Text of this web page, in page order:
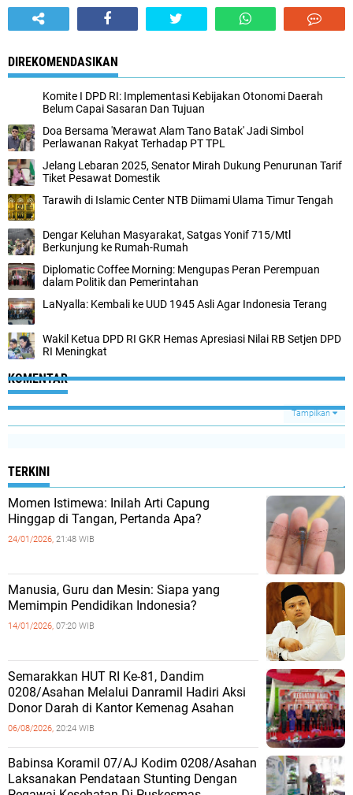
DIREKOMENDASIKAN
Komite I DPD RI: Implementasi Kebijakan Otonomi Daerah
Belum Capai Sasaran Dan Tujuan
Doa Bersama 'Merawat Alam Tano Batak' Jadi Simbol
Perlawanan Rakyat Terhadap PT TPL
Jelang Lebaran 2025, Senator Mirah Dukung Penurunan Tarif
Tiket Pesawat Domestik
Tarawih di Islamic Center NTB Diimami Ulama Timur Tengah
Dengar Keluhan Masyarakat, Satgas Yonif 715/Mtl
Berkunjung ke Rumah-Rumah
Diplomatic Coffee Morning: Mengupas Peran Perempuan
dalam Politik dan Pemerintahan
LaNyalla: Kembali ke UUD 1945 Asli Agar Indonesia Terang
Wakil Ketua DPD RI GKR Hemas Apresiasi Nilai RB Setjen DPD
RI Meningkat
KOMENTAR
Tampilkan
TERKINI
Momen Istimewa: Inilah Arti Capung
Hinggap di Tangan, Pertanda Apa?
24/01/2026, 21:48 WIB
Manusia, Guru dan Mesin: Siapa yang
Memimpin Pendidikan Indonesia?
14/01/2026, 07:20 WIB
Semarakkan HUT RI Ke-81, Dandim
0208/Asahan Melalui Danramil Hadiri Aksi
Donor Darah di Kantor Kemenag Asahan
06/08/2026, 20:24 WIB
Babinsa Koramil 07/AJ Kodim 0208/Asahan
Laksanakan Pendataan Stunting Dengan